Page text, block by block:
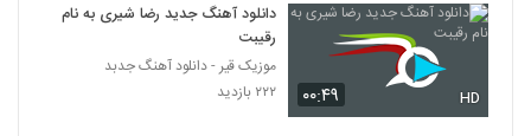
5674
مجید حسنى آهنگ آرام جان (به همراه
داریوش رومنا)
۲۴۶ بازدید
۰۰:۴۹ HD
دانلود آهنگ جدید رضا شیری به نام
رقیبت
موزیک قیر - دانلود آهنگ جدبد
۲۲۲ بازدید